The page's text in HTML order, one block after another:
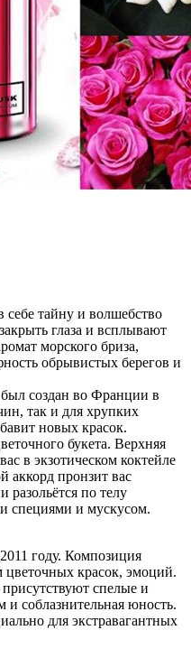
себе тайну и волшебство
глаза и всплывают
морского бриза,
обрывистых берегов и
создан во Франции в
так и для хрупких
новых красок.
букета. Верхняя
в экзотическом коктейле
аккорд пронзит вас
разольётся по телу
специями и мускусом.
году. Композиция
цветочных красок, эмоций.
спелые и
соблазнительная юность.
для экстравагантных